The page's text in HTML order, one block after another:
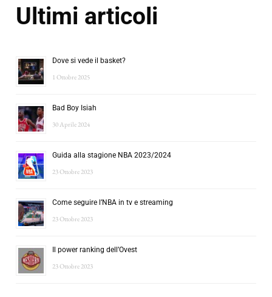
Ultimi articoli
Dove si vede il basket?
1 Ottobre 2025
Bad Boy Isiah
30 Aprile 2024
Guida alla stagione NBA 2023/2024
23 Ottobre 2023
Come seguire l’NBA in tv e streaming
23 Ottobre 2023
Il power ranking dell’Ovest
23 Ottobre 2023